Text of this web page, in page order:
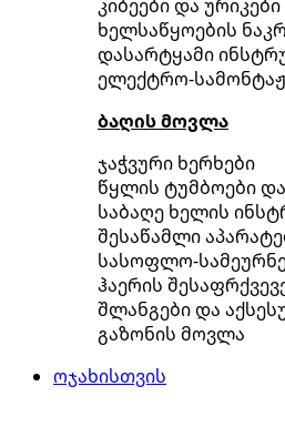
კიბეები და ურიკები
ხელსაწყოების
დასარტყამი
ელექტრო-
ბაღის მოვლა
ჯაჭვური ხერხები
წყლის ტუმბოები
საბაღე ხელის
შესაწამლი
სასოფლო-
ჰაერის
შლანგები და
გაზონის მოვლა
ოჯახისთვის